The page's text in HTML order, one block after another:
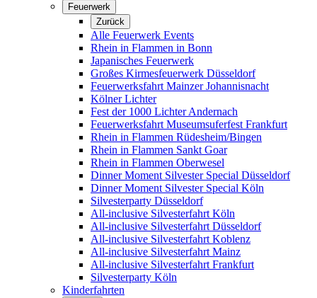
Feuerwerk
Zurück
Alle Feuerwerk Events
Rhein in Flammen in Bonn
Japanisches Feuerwerk
Großes Kirmesfeuerwerk Düsseldorf
Feuerwerksfahrt Mainzer Johannisnacht
Kölner Lichter
Fest der 1000 Lichter Andernach
Feuerwerksfahrt Museumsuferfest Frankfurt
Rhein in Flammen Rüdesheim/Bingen
Rhein in Flammen Sankt Goar
Rhein in Flammen Oberwesel
Dinner Moment Silvester Special Düsseldorf
Dinner Moment Silvester Special Köln
Silvesterparty Düsseldorf
All-inclusive Silvesterfahrt Köln
All-inclusive Silvesterfahrt Düsseldorf
All-inclusive Silvesterfahrt Koblenz
All-inclusive Silvesterfahrt Mainz
All-inclusive Silvesterfahrt Frankfurt
Silvesterparty Köln
Kinderfahrten